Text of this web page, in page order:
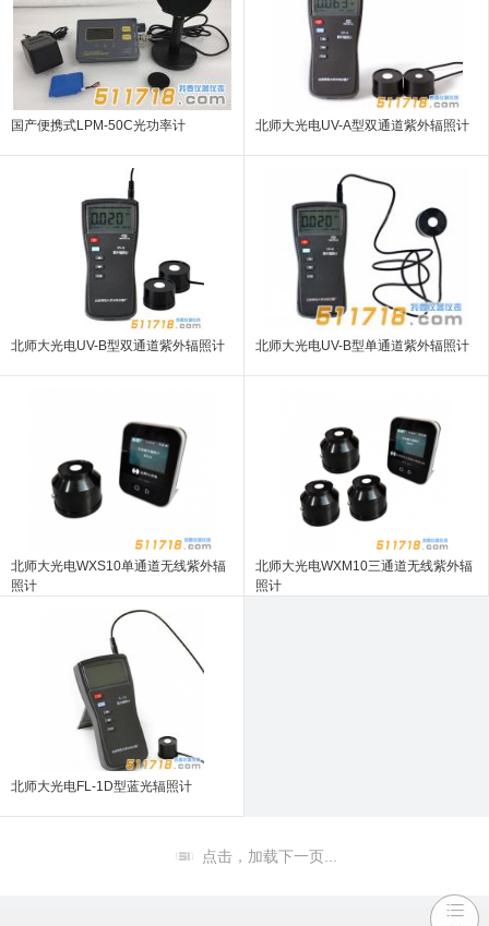
国产便携式LPM-50C光功率计 北师大光电UV-A型双通道紫外辐照计
北师大光电UV-B型双通道紫外辐照计 北师大光电UV-B型单通道紫外辐照计
北师大光电WXS10单通道无线紫外辐
照计
北师大光电WXM10三通道无线紫外辐
照计
北师大光电FL-1D型蓝光辐照计